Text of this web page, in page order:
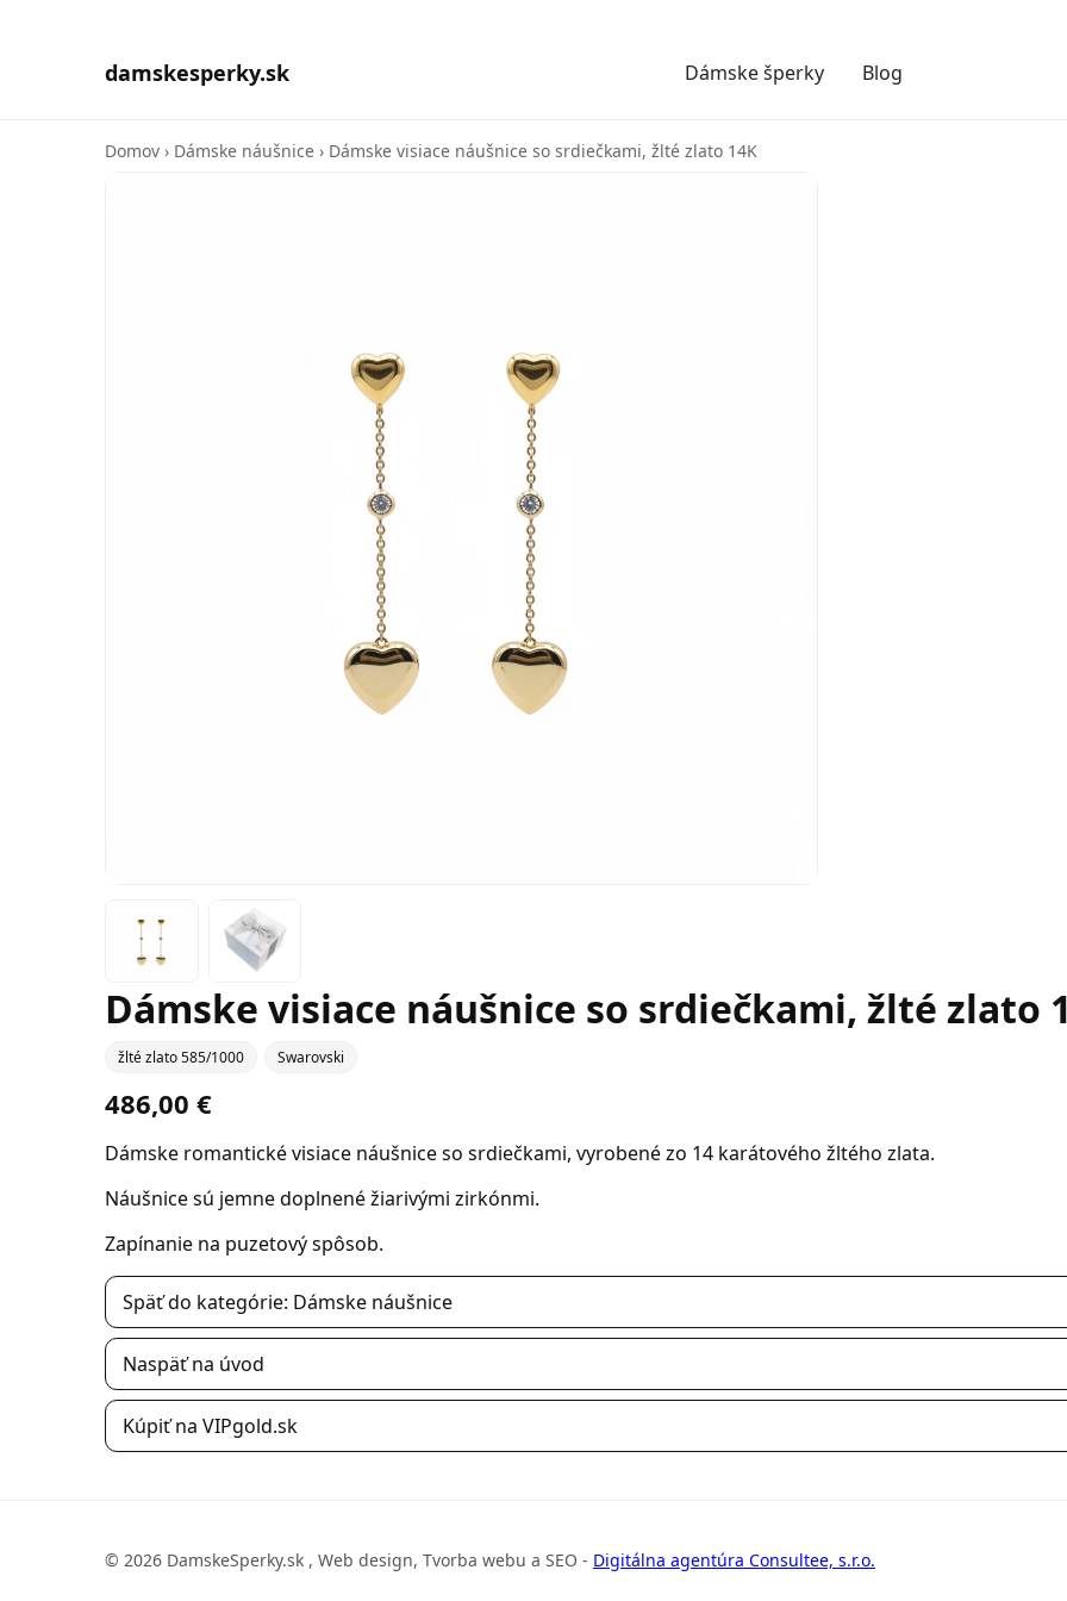
damskesperky.sk Dámske šperky Blog
Domov › Dámske náušnice › Dámske visiace náušnice so srdiečkami, žlté zlato 14K
Dámske visiace náušnice so srdiečkami, žlté zlato
žlté zlato 585/1000 Swarovski
486,00 €
Dámske romantické visiace náušnice so srdiečkami, vyrobené zo 14 karátového žltého zlata.
Náušnice sú jemne doplnené žiarivými zirkónmi.
Zapínanie na puzetový spôsob.
Späť do kategórie: Dámske náušnice
Naspäť na úvod
Kúpiť na VIPgold.sk
© 2026 DamskeSperky.sk , Web design, Tvorba webu a SEO - Digitálna agentúra Consultee, s.r.o.